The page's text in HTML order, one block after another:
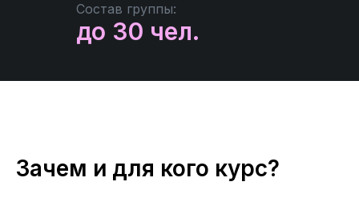
Состав группы:
до 30 чел.
Зачем и для кого курс?